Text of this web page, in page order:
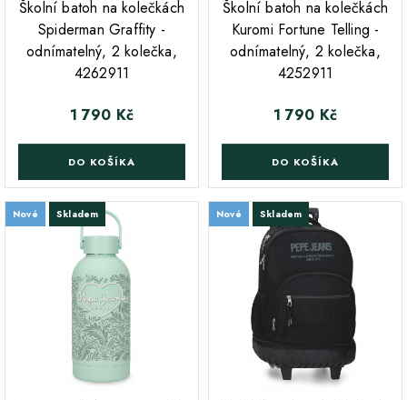
Školní batoh na kolečkách
Spiderman Graffity -
odnímatelný, 2 kolečka,
4262911
Cena
1 790 Kč
DO KOŠÍKA
Školní batoh na kolečkách
Kuromi Fortune Telling -
odnímatelný, 2 kolečka,
4252911
Cena
1 790 Kč
DO KOŠÍKA
Nové Skladem Nové Skladem